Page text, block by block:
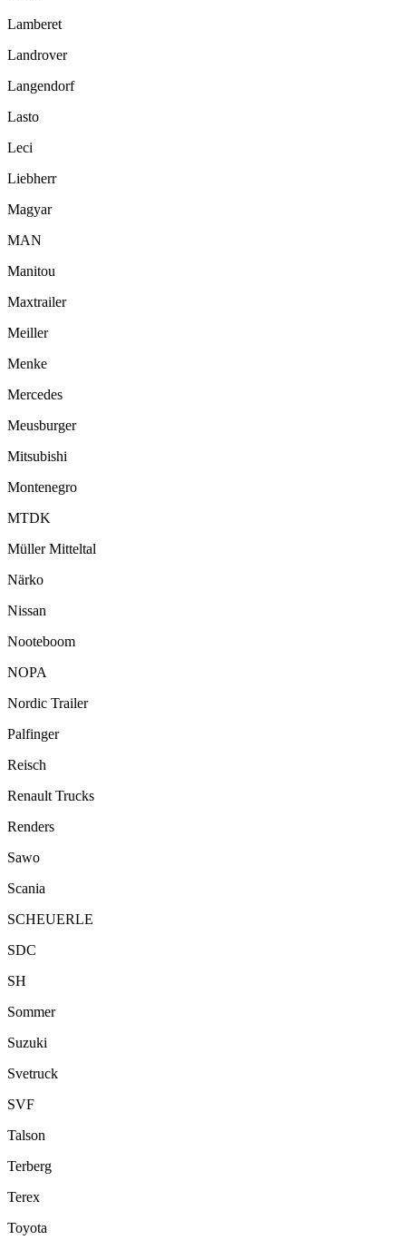
Lamberet
Landrover
Langendorf
Lasto
Leci
Liebherr
Magyar
MAN
Manitou
Maxtrailer
Meiller
Menke
Mercedes
Meusburger
Mitsubishi
Montenegro
MTDK
Müller Mitteltal
Närko
Nissan
Nooteboom
NOPA
Nordic Trailer
Palfinger
Reisch
Renault Trucks
Renders
Sawo
Scania
SCHEUERLE
SDC
SH
Sommer
Suzuki
Svetruck
SVF
Talson
Terberg
Terex
Toyota